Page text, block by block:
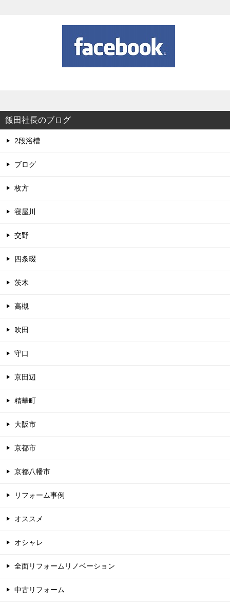
飯田社長のブログ
2段浴槽
ブログ
枚方
寝屋川
交野
四条畷
茨木
高槻
吹田
守口
京田辺
精華町
大阪市
京都市
京都八幡市
リフォーム事例
オススメ
オシャレ
全面リフォームリノベーション
中古リフォーム